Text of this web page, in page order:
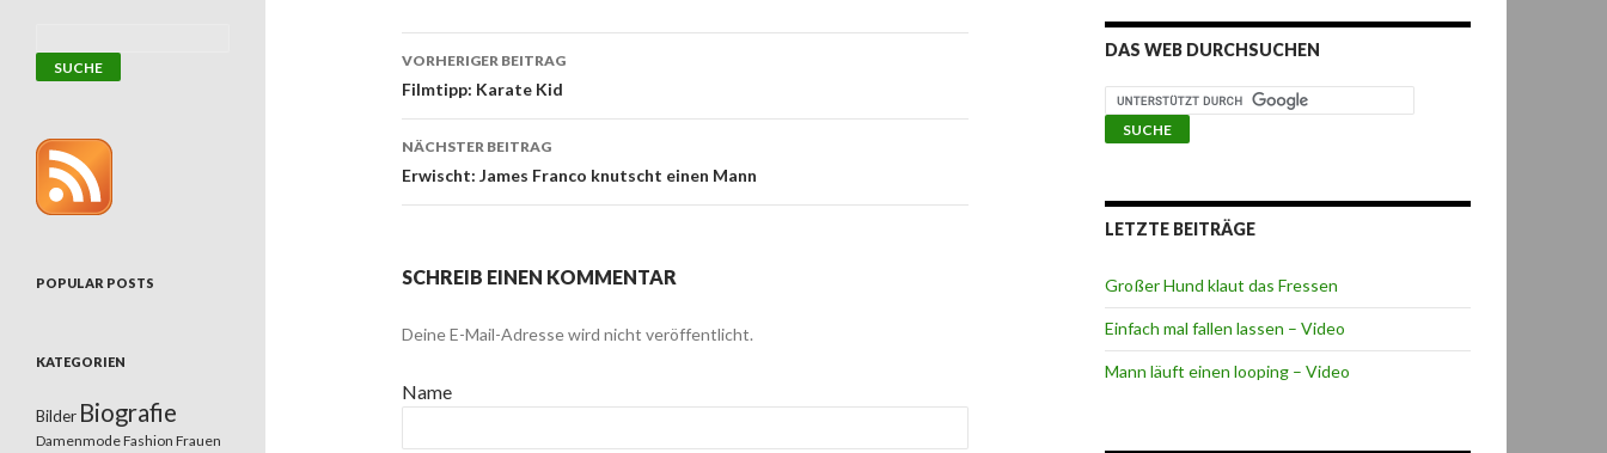
Beitragsnavigation
VORHERIGER BEITRAG
Filmtipp: Karate Kid
NÄCHSTER BEITRAG
Erwischt: James Franco knutscht einen Mann
SCHREIB EINEN KOMMENTAR
Deine E-Mail-Adresse wird nicht veröffentlicht.
Name
DAS WEB DURCHSUCHEN
LETZTE BEITRÄGE
Großer Hund klaut das Fressen
Einfach mal fallen lassen – Video
Mann läuft einen looping – Video
POPULAR POSTS
KATEGORIEN
Bilder Biografie
DamenmodeFashion Frauen